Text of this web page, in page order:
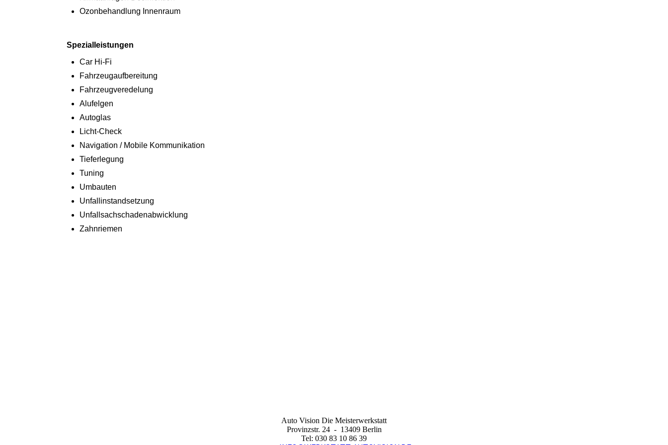
Ozonbehandlung Innenraum
Spezialleistungen
Car Hi-Fi
Fahrzeugaufbereitung
Fahrzeugveredelung
Alufelgen
Autoglas
Licht-Check
Navigation / Mobile Kommunikation
Tieferlegung
Tuning
Umbauten
Unfallinstandsetzung
Unfallsachschadenabwicklung
Zahnriemen
Auto Vision Die Meisterwerkstatt
Provinzstr. 24 - 13409 Berlin
Tel: 030 83 10 86 39